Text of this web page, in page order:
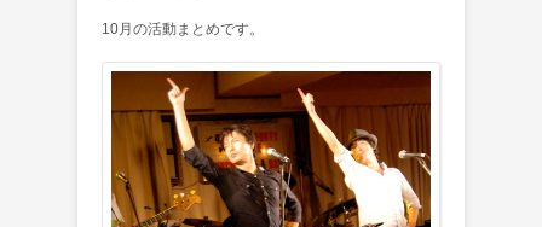
10月の活動まとめです。